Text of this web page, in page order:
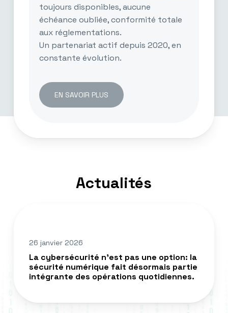
toujours disponibles, aucune
échéance oubliée, conformité totale
aux réglementations.
Un partenariat actif depuis 2020, en
constante évolution.
EN SAVOIR PLUS
Actualités
une
option:
26 janvier 2026
La cybersécurité n’est pas une option: la
sécurité numérique fait désormais partie
intégrante des opérations quotidiennes.